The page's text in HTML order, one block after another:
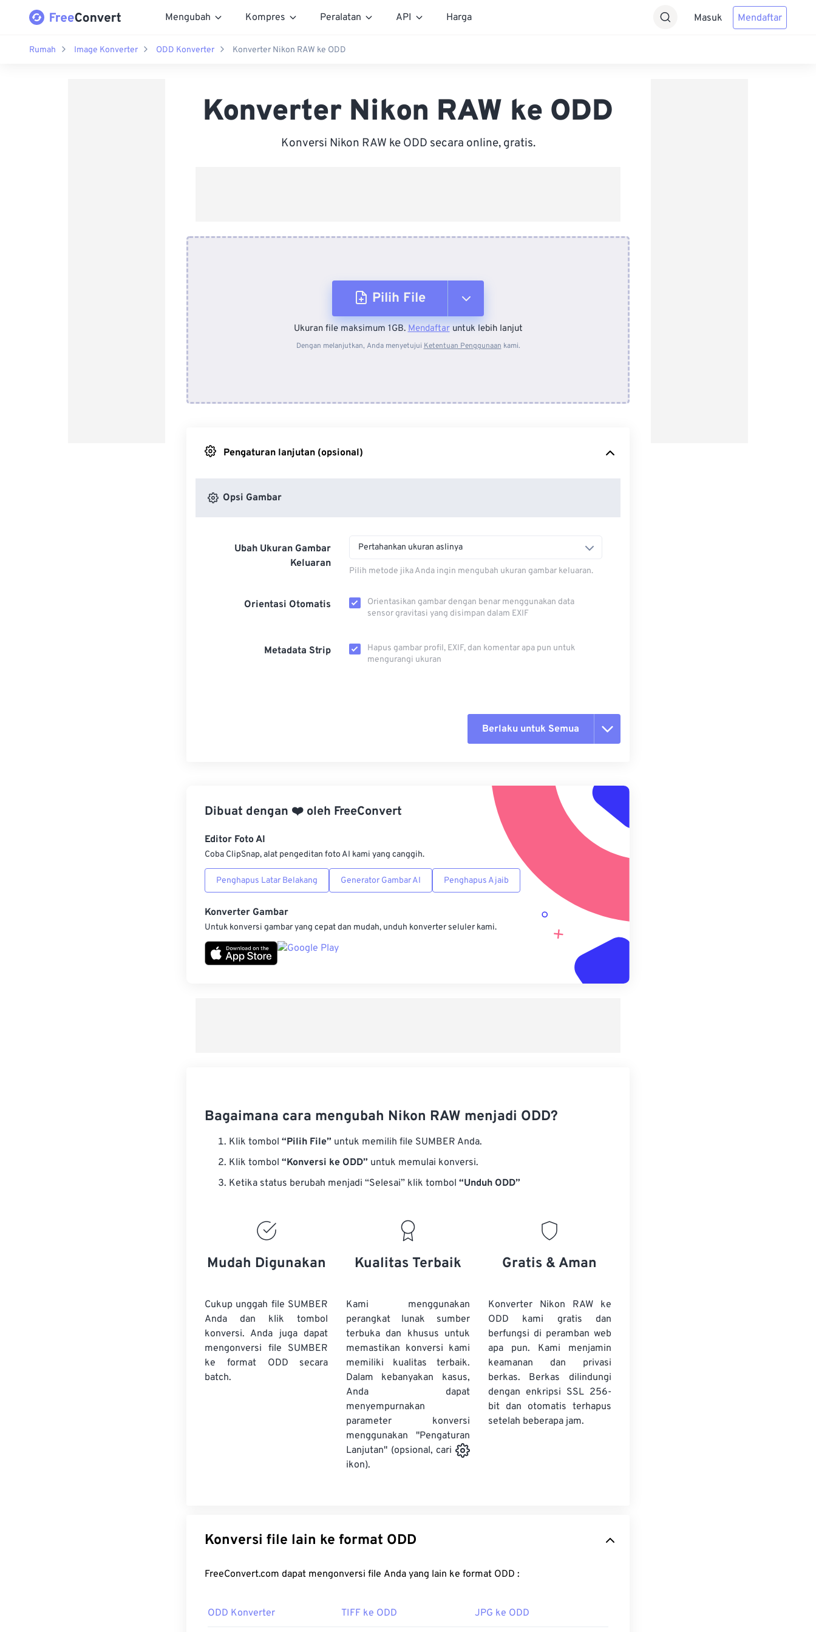
Mengubah Kompres Peralatan API Harga Masuk Mendaftar
Rumah Image Konverter ODD Konverter Konverter Nikon RAW ke ODD
Konverter Nikon RAW ke ODD
Konversi Nikon RAW ke ODD secara online, gratis.
Pilih File
Dari Perangkat
Ukuran file maksimum 1GB.Mendaftaruntuk lebih lanjut
Dengan melanjutkan, Anda menyetujui Ketentuan Penggunaan kami.
Pengaturan lanjutan (opsional)
Opsi Gambar
Ubah Ukuran Gambar
Keluaran
Pertahankan ukuran aslinya
Pilih metode jika Anda ingin mengubah ukuran gambar keluaran.
Orientasi Otomatis
Orientasikan gambar dengan benar menggunakan data
sensor gravitasi yang disimpan dalam EXIF
Metadata Strip
Hapus gambar profil, EXIF, dan komentar apa pun untuk
mengurangi ukuran
Berlaku untuk Semua
Terapkan dari Preset
Simpan sebagai Preset
Dibuat dengan ❤️ oleh FreeConvert
Editor Foto AI
Coba ClipSnap, alat pengeditan foto AI kami yang canggih.
Penghapus Latar Belakang Generator Gambar AI Penghapus Ajaib
Konverter Gambar
Untuk konversi gambar yang cepat dan mudah, unduh konverter seluler kami.
Bagaimana cara mengubah Nikon RAW menjadi ODD?
Klik tombol “Pilih File” untuk memilih file SUMBER Anda.
Klik tombol “Konversi ke ODD” untuk memulai konversi.
Ketika status berubah menjadi “Selesai” klik tombol “Unduh ODD”
Mudah Digunakan
Cukup unggah file SUMBER
Anda dan klik tombol
konversi. Anda juga dapat
mengonversi file SUMBER
ke format ODD secara
batch.
Kualitas Terbaik
Kami menggunakan
perangkat lunak sumber
terbuka dan khusus untuk
memastikan konversi kami
memiliki kualitas terbaik.
Dalam kebanyakan kasus,
Anda dapat
menyempurnakan
parameter konversi
menggunakan "Pengaturan
Lanjutan" (opsional, cari
ikon).
Gratis & Aman
Konverter Nikon RAW ke
ODD kami gratis dan
berfungsi di peramban web
apa pun. Kami menjamin
keamanan dan privasi
berkas. Berkas dilindungi
dengan enkripsi SSL 256-
bit dan otomatis terhapus
setelah beberapa jam.
Konversi file lain ke format ODD
FreeConvert.com dapat mengonversi file Anda yang lain ke format ODD :
ODD Konverter TIFF ke ODD JPG ke ODD